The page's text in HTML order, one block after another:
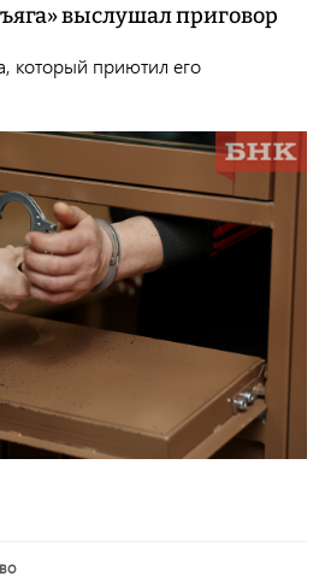
выслушал приговор
который приютил его